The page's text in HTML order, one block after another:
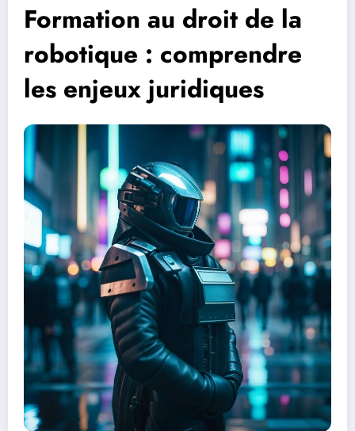
Formation au droit de la
robotique : comprendre
les enjeux juridiques